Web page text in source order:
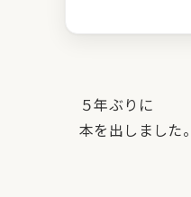
５年ぶりに
本を出しました。